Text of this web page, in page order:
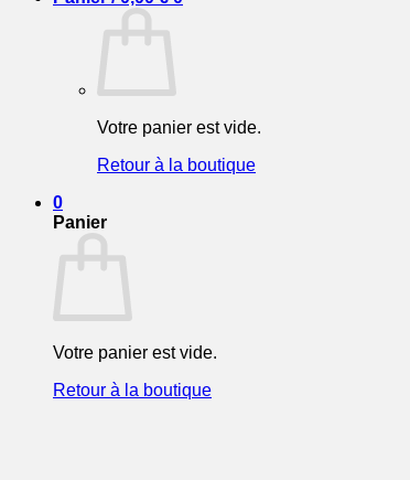
Votre panier est vide.
Retour à la boutique
0
Panier
Votre panier est vide.
Retour à la boutique